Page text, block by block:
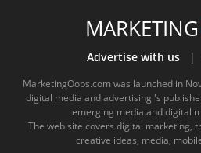
e
b
o
o
k
t
u
b
e
.
o
m
e
e
MARKETING
Advertise with us|
MarketingOops.com was launched in
digital media and advertising 's
emerging media and digital
The web site covers digital marketing,
creative ideas, media,